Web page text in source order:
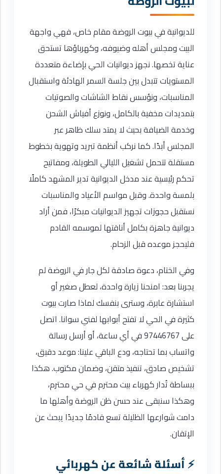
للديوانية في بيوت الروضة مقام خاص، فهي واجهة
البيت ومجلس أهله وضيوفه، وكهرباؤها تستحق
عناية تخصها. نجهز ديوانيات الحي بإضاءة متعددة
المستويات تتبدل بين جلسة السمر الهادئة واستقبال
المناسبات، ونؤسس نقاط الشاشات والصوتيات
بتمديدات مخفية بالكامل، ونوزع أفياش الشحن
وخدمة الضيافة بحيث لا يمتد سلك ظاهر عبر
المجلس أبدًا. كما نركب أنظمة تبريد وتهوية بخطوط
مستقلة تتحمل تشغيل الليالي الطويلة، ومفاتيح
تحكم رئيسية عند مدخل الديوانية تدير المشهد كاملًا
بلمسة واحدة. وقبل مواسم الأعياد والمناسبات
نستقبل حجوزات تجهيز الديوانيات مبكرًا، فمن أراد
ديوانية جاهزة بكامل أناقتها لموسمه القادم
فليحجز موعده قبل الزحام.
وفي الختام، دعوة صادقة لكل جار في الروضة لم
يجربنا بعد: امنحنا زيارة واحدة، لعطل صغير أو
استشارة عابرة، وسترى بنفسك لماذا صارت بيوت
كثيرة في الحي لا تفتح أبوابها لفني سوانا. اتصل
على 97446767 في أي ساعة، أو أرسل رسالة
واتساب بما تحتاجه، ودع الباقي علينا: موعد دقيق،
تشخيص صادق، تنفيذ متقن، وضمان مكتوب. هكذا
ببساطة تُدار كهرباء بيت محترم في حي محترم،
وهكذا سنبقى عند حسن ظن الروضة وأهلها ما
دامت شوارعها الظليلة تسع قادمًا جديدًا يبحث عن
الإتقان.
أسئلة شائعة عن كهربائي